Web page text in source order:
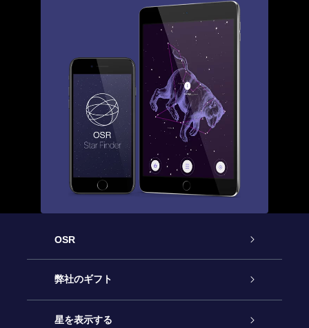
OSR
カスタマーサービス
お問い合わせ
弊社のギフト
Online Starギフト
星を表示する